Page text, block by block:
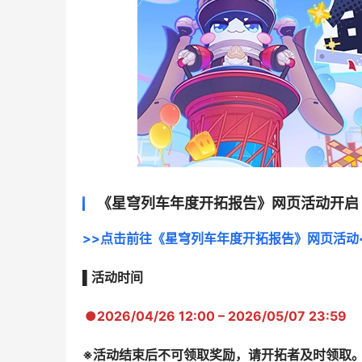
《星穹列车年度开拓报告》网页活动开启
>>点击前往《星穹列车年度开拓报告》网页活
▌活动时间
●2026/04/26 12:00 – 2026/05/07 23:59
※活动结束后不可领取奖励，请开拓者及时领取